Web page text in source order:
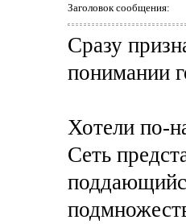
Заголовок сообщения:
Сразу
понимании
Хотели по-
Сеть